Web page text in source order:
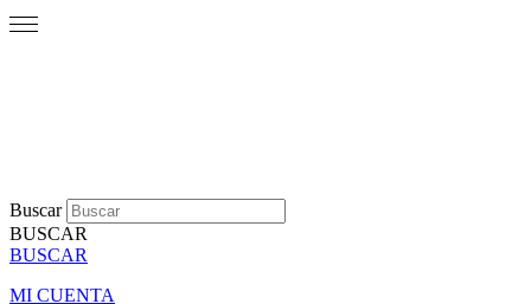
Buscar
BUSCAR
BUSCAR
MI CUENTA